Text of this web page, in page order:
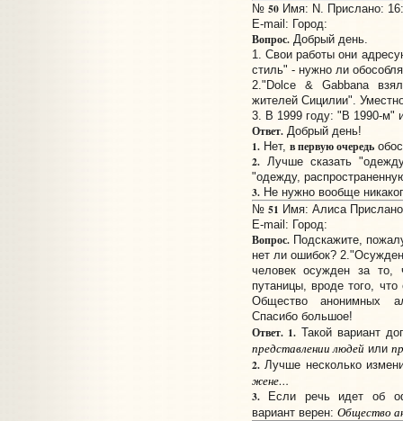
№ 50Имя: N. Прислано:
E-mail: Город:
Вопрос.Добрый день.
1. Свои работы они
стиль" - нужно ли
2."Dolce & Gabbana
жителей Сицилии".
3. В 1999 году: "В 1990-м"
Ответ.Добрый день!
1.Нет, в первую очередь
2.Лучше сказать
"одежду,
3.Не нужно вообще
№ 51 Имя: Алиса
E-mail: Город:
Вопрос.Подскажите,
нет ли ошибок?
человек осужден за
путаницы, вроде того,
Общество анонимных
Спасибо большое!
Ответ. 1. Такой вариант
представлении людейили
2.Лучше несколько
жене…
3.Если речь идет об
вариант верен: Общество